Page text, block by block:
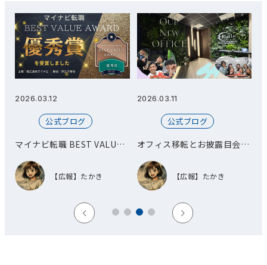
2026.03.12
公式ブログ
マイナビ転職 BEST VALUE
AWARD 優秀賞を受賞しまし
た！
【広報】たかき
2026.03.11
公式ブログ
オフィス移転とお披露目会を
開催しました！
【広報】たかき